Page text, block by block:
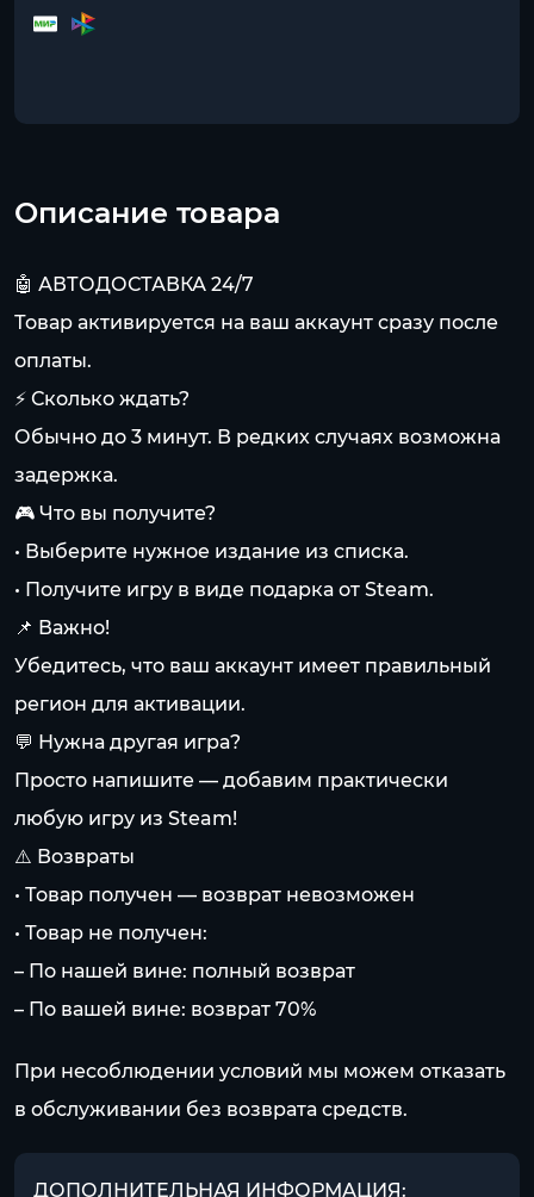
Описание товара
🤖 АВТОДОСТАВКА 24/7
Товар активируется на ваш аккаунт сразу после
оплаты.
⚡ Сколько ждать?
Обычно до 3 минут. В редких случаях возможна
задержка.
🎮 Что вы получите?
• Выберите нужное издание из списка.
• Получите игру в виде подарка от Steam.
📌 Важно!
Убедитесь, что ваш аккаунт имеет правильный
регион для активации.
💬 Нужна другая игра?
Просто напишите — добавим практически
любую игру из Steam!
⚠️ Возвраты
• Товар получен — возврат невозможен
• Товар не получен:
– По нашей вине: полный возврат
– По вашей вине: возврат 70%
При несоблюдении условий мы можем отказать
в обслуживании без возврата средств.
ДОПОЛНИТЕЛЬНАЯ ИНФОРМАЦИЯ: